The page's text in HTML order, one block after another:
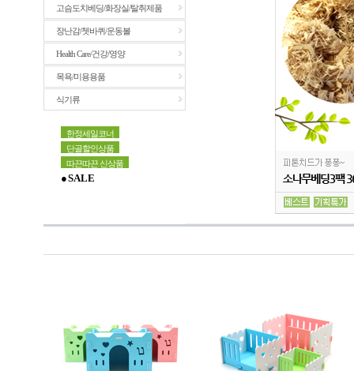
고슴도치베딩/화장실/탈취제품
장난감/쳇바퀴/운동볼
Health Care/건강/영양
목욕/미용용품
식기류
한정세일코너
단골할인상품
따끈따끈 신상품
● S A L E